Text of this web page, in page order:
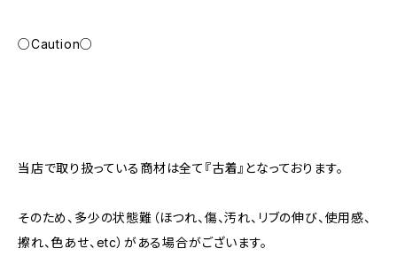
○Caution○
当店で取り扱っている商材は全て『古着』となっております。
そのため、多少の状態難（ほつれ、傷、汚れ、リブの伸び、使用感、
擦れ、色あせ、etc）がある場合がございます。